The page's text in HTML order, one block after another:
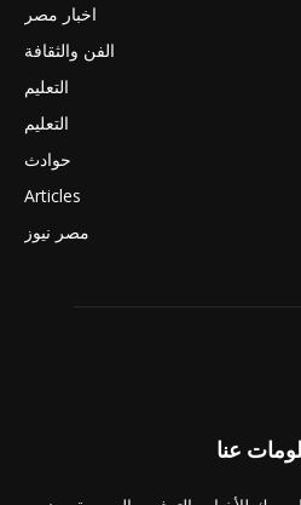
اخبار مصر
الفن والثقافة
التعليم
التعليم
حوادث
Articles
مصر نيوز
عنا